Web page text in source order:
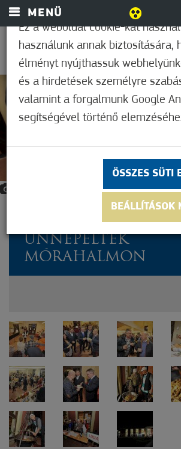
MENÜ
Nem értékelt
TEPERTŐVEL ÉS
ÜNNEPELTEK
MÓRAHALMON
Ez a weboldal cookie-kat
használunk annak biztosítására,
élményt nyújthassuk
és a hirdetések személyre
valamint a forgalmunk Google
segítségével történő
ÖSSZES SÜTI
BEÁLLÍTÁSOK